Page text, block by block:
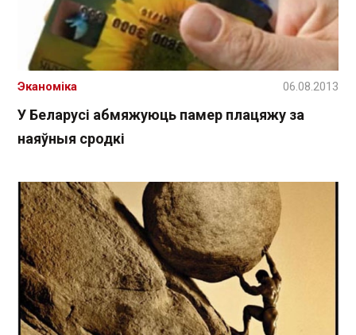
У Беларусі абмяжуюць памер плацяжу за
наяўныя сродкі
Эканоміка 06.08.2013